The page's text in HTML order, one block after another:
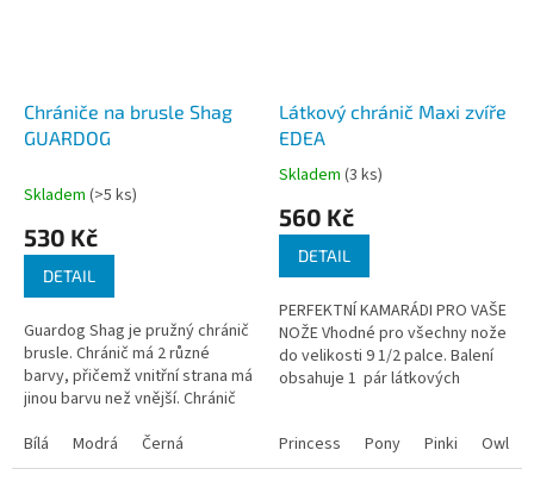
Chrániče na brusle Shag
GUARDOG
Skladem (>5 ks)
530 Kč
DETAIL
Guardog Shag je pružný chránič
brusle. Chránič má 2 různé
barvy, přičemž vnitřní strana má
jinou barvu než vnější. Chránič
cm - 28 cm (8'' - 10...
Bílá Modrá Černá
Látkový chránič Maxi zvíře
EDEA
Průměrné
produktu
5
hvězdiček.
Skladem (3 ks)
560 Kč
DETAIL
PERFEKTNÍ KAMARÁDI PRO VAŠE
NOŽE Vhodné pro všechny nože
do velikosti 9 1/2 palce. Balení
obsahuje 1 pár látkových
Princess
Pony Pinki Owl